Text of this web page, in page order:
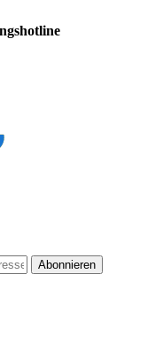
Abonnieren